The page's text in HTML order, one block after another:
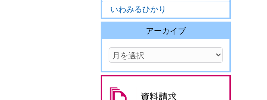
いわみるひかり
アーカイブ